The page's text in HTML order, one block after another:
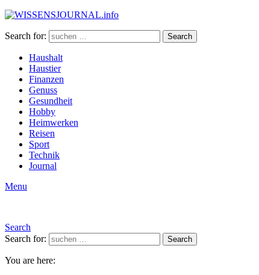
Search for: Search
Haushalt
Haustier
Finanzen
Genuss
Gesundheit
Hobby
Heimwerken
Reisen
Sport
Technik
Journal
Menu
Search
Search for:
Search
You are here: